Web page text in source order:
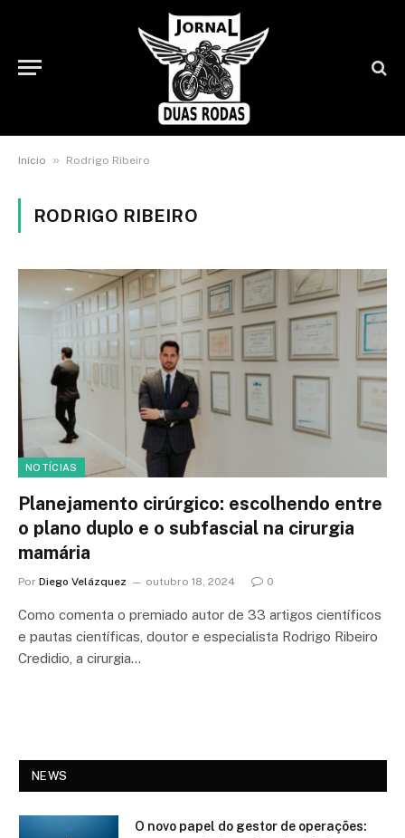
Início » Rodrigo Ribeiro
RODRIGO RIBEIRO
NOTÍCIAS
Planejamento cirúrgico: escolhendo entre
o plano duplo e o subfascial na cirurgia
mamária
Por Diego Velázquez outubro 18, 2024 0
Como comenta o premiado autor de 33 artigos científicos
e pautas científicas, doutor e especialista Rodrigo Ribeiro
Credidio, a cirurgia…
NEWS
O novo papel do gestor de operações: